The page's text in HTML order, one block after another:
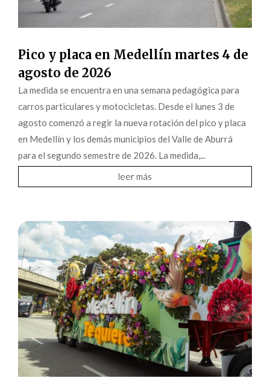
Pico y placa en Medellín martes 4 de
agosto de 2026
La medida se encuentra en una semana pedagógica para
carros particulares y motocicletas. Desde el lunes 3 de
agosto comenzó a regir la nueva rotación del pico y placa
en Medellín y los demás municipios del Valle de Aburrá
para el segundo semestre de 2026. La medida,...
leer más